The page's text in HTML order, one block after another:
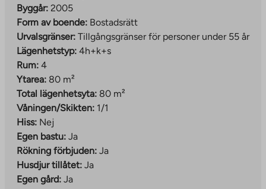
Byggår: 2005
Form av boende: Bostadsrätt
Urvalsgränser: Tillgångsgränser för personer under 55 år
Lägenhetstyp: 4h+k+s
Rum: 4
Ytarea: 80 m²
Total lägenhetsyta: 80 m²
Våningen/Skikten: 1/1
Hiss: Nej
Egen bastu: Ja
Rökning förbjuden: Ja
Husdjur tillåtet: Ja
Egen gård: Ja